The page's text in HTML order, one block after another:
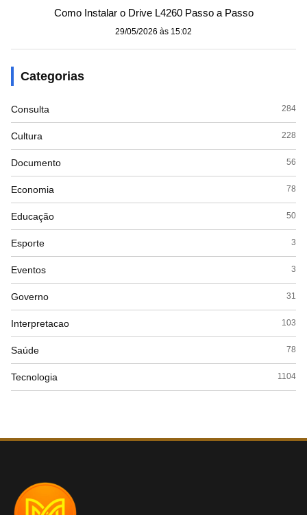
Como Instalar o Drive L4260 Passo a Passo
29/05/2026 às 15:02
Categorias
Consulta 284
Cultura 228
Documento 56
Economia 78
Educação 50
Esporte 3
Eventos 3
Governo 31
Interpretacao 103
Saúde 78
Tecnologia 1104